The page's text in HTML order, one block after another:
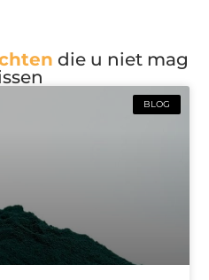
die u niet mag
BLOG